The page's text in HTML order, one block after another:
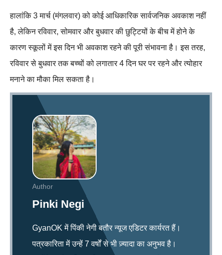
हालांकि 3 मार्च (मंगलवार) को कोई आधिकारिक सार्वजनिक अवकाश नहीं
है, लेकिन रविवार, सोमवार और बुधवार की छुट्टियों के बीच में होने के
कारण स्कूलों में इस दिन भी अवकाश रहने की पूरी संभावना है। इस तरह,
रविवार से बुधवार तक बच्चों को लगातार 4 दिन घर पर रहने और त्योहार
मनाने का मौका मिल सकता है।
Author
Pinki Negi
GyanOK में पिंकी नेगी बतौर न्यूज एडिटर कार्यरत हैं।
पत्रकारिता में उन्हें 7 वर्षों से भी ज़्यादा का अनुभव है।